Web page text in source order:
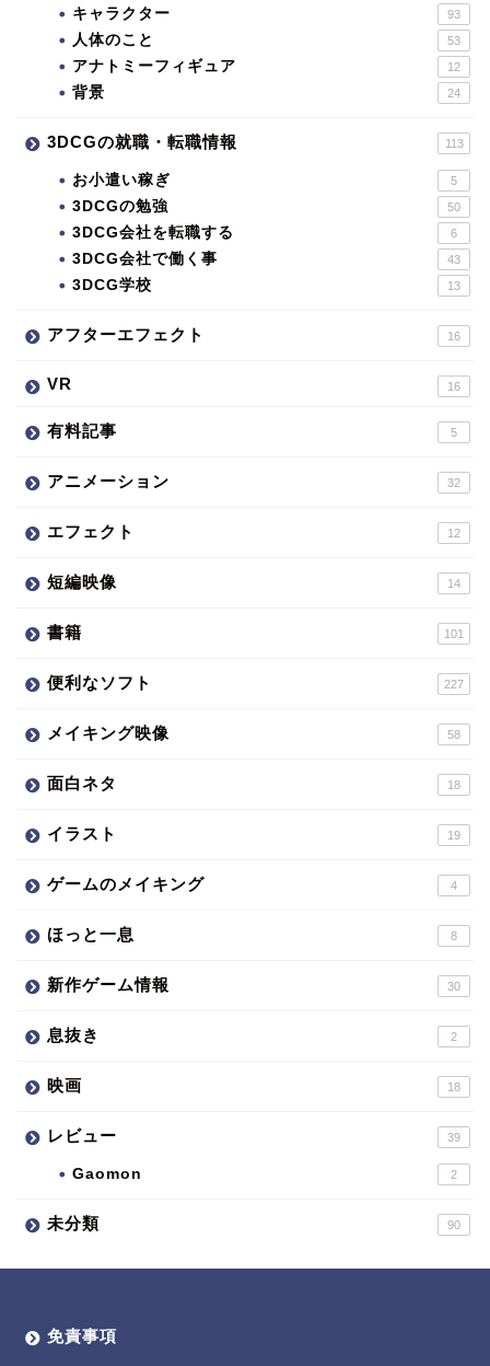
キャラクター 93
人体のこと 53
アナトミーフィギュア 12
背景 24
3DCGの就職・転職情報 113
お小遣い稼ぎ 5
3DCGの勉強 50
3DCG会社を転職する 6
3DCG会社で働く事 43
3DCG学校 13
アフターエフェクト 16
VR 16
有料記事 5
アニメーション 32
エフェクト 12
短編映像 14
書籍 101
便利なソフト 227
メイキング映像 58
面白ネタ 18
イラスト 19
ゲームのメイキング 4
ほっと一息 8
新作ゲーム情報 30
息抜き 2
映画 18
レビュー 39
Gaomon 2
未分類 90
免責事項